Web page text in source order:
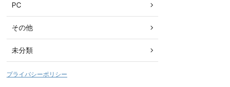
PC
その他
未分類
プライバシーポリシー